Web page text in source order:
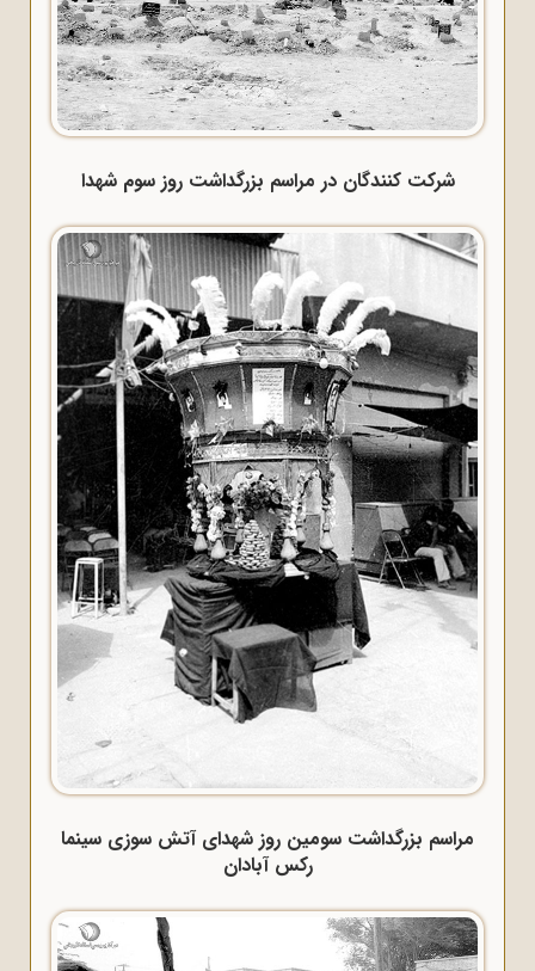
شرکت کنندگان در مراسم بزرگداشت روز سوم شهدا
مراسم بزرگداشت سومین روز شهدای آتش سوزی سینما
رکس آبادان